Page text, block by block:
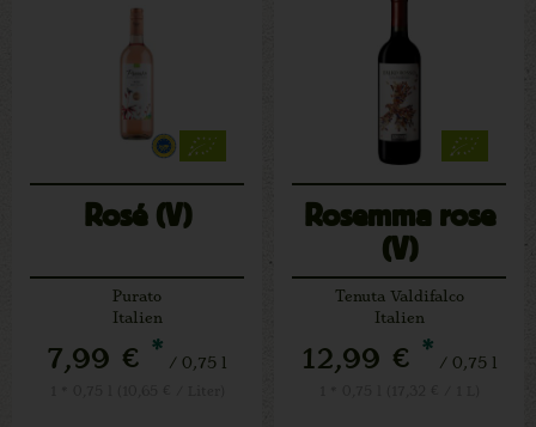
Rosé (V)
Purato
Italien
7,99 € * / 0,75 l
Rosemma rose
(V)
Tenuta Valdifalco
Italien
12,99 € * / 0,75 l